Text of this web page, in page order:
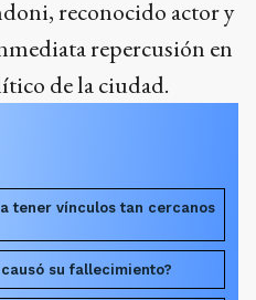
reconocido actor y
repercusión en
de la ciudad.
tener vínculos tan cercanos
su fallecimiento?